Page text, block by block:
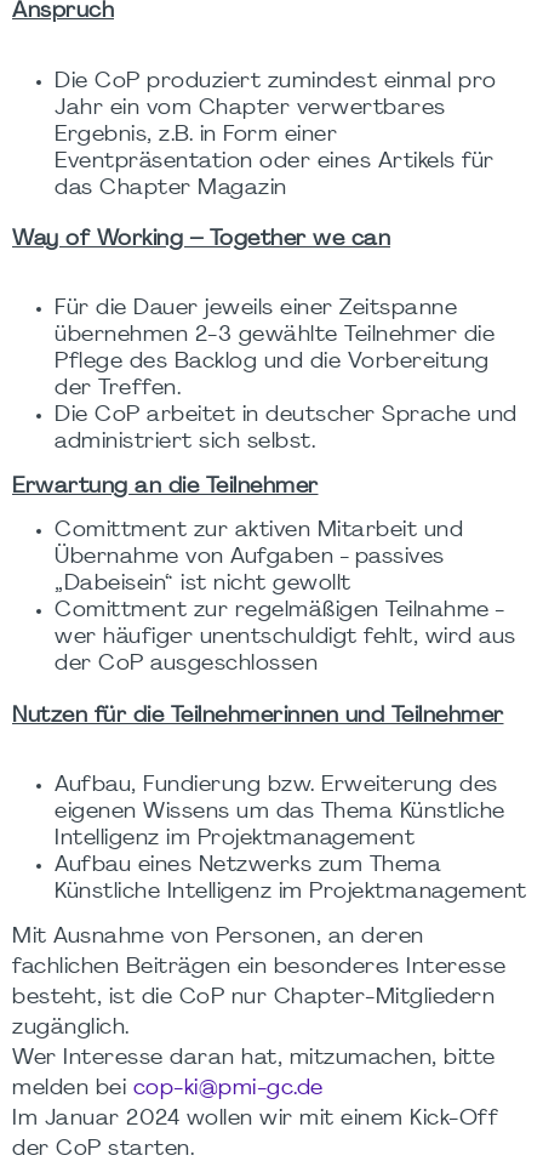
Anspruch
Die CoP produziert zumindest einmal pro
Jahr ein vom Chapter verwertbares
Ergebnis, z.B. in Form einer
Eventpräsentation oder eines Artikels für
das Chapter Magazin
Way of Working – Together we can
Für die Dauer jeweils einer Zeitspanne
übernehmen 2-3 gewählte Teilnehmer die
Pflege des Backlog und die Vorbereitung
der Treffen.
Die CoP arbeitet in deutscher Sprache und
administriert sich selbst.
Erwartung an die Teilnehmer
Comittment zur aktiven Mitarbeit und
Übernahme von Aufgaben - passives
„Dabeisein“ ist nicht gewollt
Comittment zur regelmäßigen Teilnahme -
wer häufiger unentschuldigt fehlt, wird aus
der CoP ausgeschlossen
Nutzen für die Teilnehmerinnen und Teilnehmer
Aufbau, Fundierung bzw. Erweiterung des
eigenen Wissens um das Thema Künstliche
Intelligenz im Projektmanagement
Aufbau eines Netzwerks zum Thema
Künstliche Intelligenz im Projektmanagement
Mit Ausnahme von Personen, an deren
fachlichen Beiträgen ein besonderes Interesse
besteht, ist die CoP nur Chapter-Mitgliedern
zugänglich.
Wer Interesse daran hat, mitzumachen, bitte
melden bei cop-ki@pmi-gc.de
Im Januar 2024 wollen wir mit einem Kick-Off
der CoP starten.